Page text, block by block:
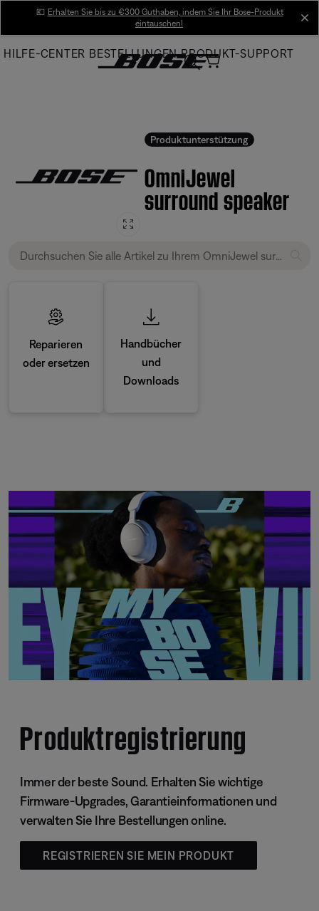
Main
💶 Erhalten Sie bis zu €300 Guthaben, indem Sie Ihr Bose-Produkt
eintauschen!
HILFE-CENTER BESTELLUNGEN PRODUKT-SUPPORT
Produktunterstützung
OmniJewel
surround speaker
Reparieren
oder ersetzen
Handbücher
und
Downloads
Produktregistrierung
Immer der beste Sound. Erhalten Sie wichtige
Firmware-Upgrades, Garantieinformationen und
verwalten Sie Ihre Bestellungen online.
REGISTRIEREN SIE MEIN PRODUKT